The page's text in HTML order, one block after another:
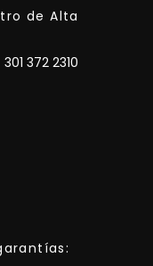
de Alta
301 372 2310